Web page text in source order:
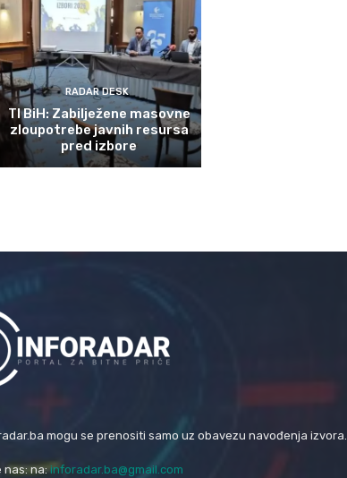
RADAR DESK
TI BiH: Zabilježene masovne
zloupotrebe javnih resursa
pred izbore
mogu se prenositi samo uz obavezu navođenja izvora.
nas: na:inforadar.ba@gmail.com